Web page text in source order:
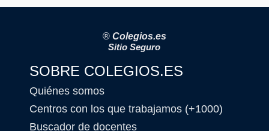
® Colegios.es
Sitio Seguro
SOBRE COLEGIOS.ES
Quiénes somos
Centros con los que trabajamos (+1000)
Buscador de docentes